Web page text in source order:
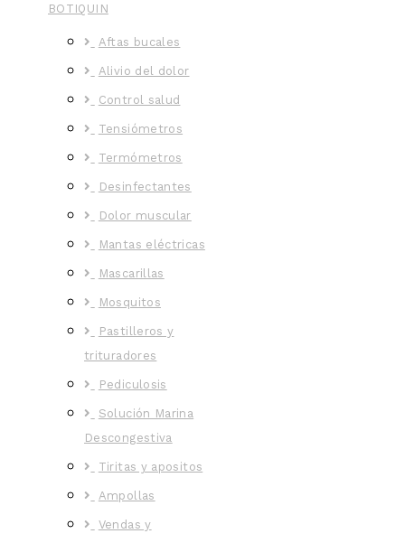
BOTIQUIN
Aftas bucales
Alivio del dolor
Control salud
Tensiómetros
Termómetros
Desinfectantes
Dolor muscular
Mantas eléctricas
Mascarillas
Mosquitos
Pastilleros y
trituradores
Pediculosis
Solución Marina
Descongestiva
Tiritas y apositos
Ampollas
Vendas y